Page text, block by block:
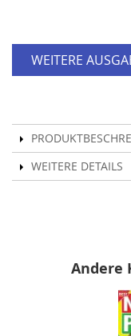
WEITERE
WEITERE DETAILS
Andere